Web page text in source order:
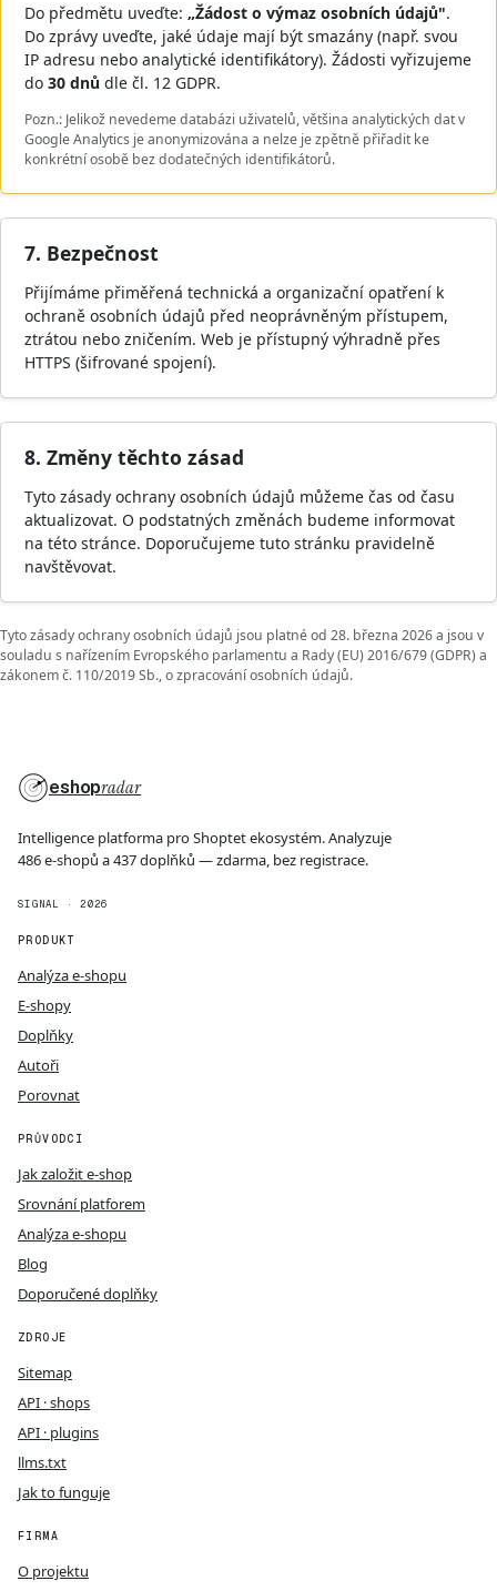
Do předmětu uveďte: „Žádost o výmaz osobních údajů".
Do zprávy uveďte, jaké údaje mají být smazány (např. svou
IP adresu nebo analytické identifikátory). Žádosti vyřizujeme
do 30 dnů dle čl. 12 GDPR.
Pozn.: Jelikož nevedeme databázi uživatelů, většina analytických dat v
Google Analytics je anonymizována a nelze je zpětně přiřadit ke
konkrétní osobě bez dodatečných identifikátorů.
7. Bezpečnost
Přijímáme přiměřená technická a organizační opatření k
ochraně osobních údajů před neoprávněným přístupem,
ztrátou nebo zničením. Web je přístupný výhradně přes
HTTPS (šifrované spojení).
8. Změny těchto zásad
Tyto zásady ochrany osobních údajů můžeme čas od času
aktualizovat. O podstatných změnách budeme informovat
na této stránce. Doporučujeme tuto stránku pravidelně
navštěvovat.
Tyto zásady ochrany osobních údajů jsou platné od 28. března 2026 a jsou v
souladu s nařízením Evropského parlamentu a Rady (EU) 2016/679 (GDPR) a
zákonem č. 110/2019 Sb., o zpracování osobních údajů.
eshopradar
Intelligence platforma pro Shoptet ekosystém. Analyzuje
486 e-shopů a 437 doplňků — zdarma, bez registrace.
SIGNAL · 2026
PRODUKT
Analýza e-shopu
E-shopy
Doplňky
Autoři
Porovnat
PRŮVODCI
Jak založit e-shop
Srovnání platforem
Analýza e-shopu
Blog
Doporučené doplňky
ZDROJE
Sitemap
API · shops
API · plugins
llms.txt
Jak to funguje
FIRMA
O projektu